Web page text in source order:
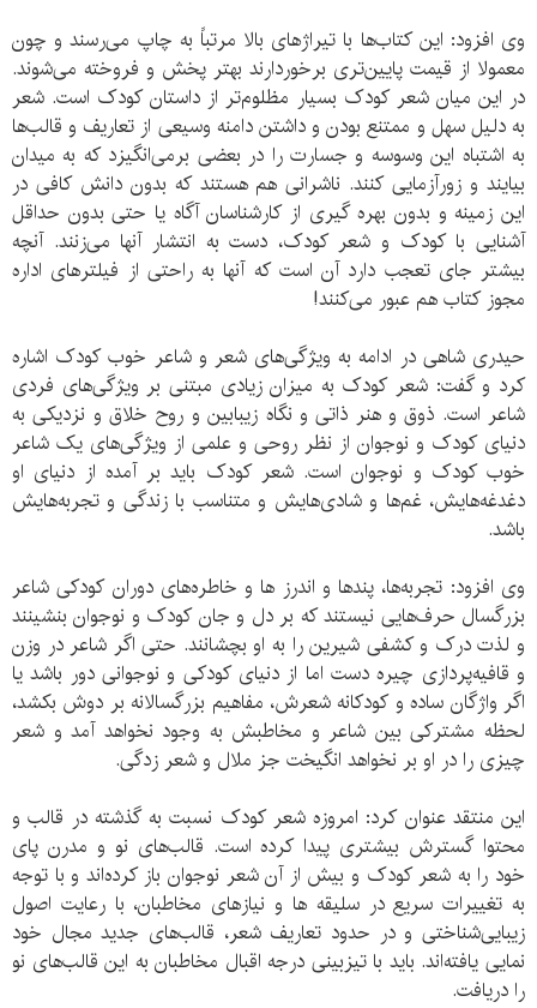
وی افزود: این کتاب‌ها با تیراژهای بالا مرتباً به چاپ می‌رسند و چون
معمولا از قیمت پایین‌تری برخوردارند بهتر پخش و فروخته می‌شوند.
در این میان شعر کودک بسیار مظلوم‌تر از داستان کودک است. شعر
به دلیل سهل و ممتنع بودن و داشتن دامنه وسیعی از تعاریف و قالب‌ها
به اشتباه این وسوسه و جسارت را در بعضی برمی‌انگیزد که به میدان
بیایند و زورآزمایی کنند. ناشرانی هم هستند که بدون دانش کافی در
این زمینه و بدون بهره گیری از کارشناسان آگاه یا حتی بدون حداقل
آشنایی با کودک و شعر کودک، دست به انتشار آنها می‌زنند. آنچه
بیشتر جای تعجب دارد آن است که آنها به راحتی از فیلترهای اداره
مجوز کتاب هم عبور می‌کنند!
حیدری شاهی در ادامه به ویژگی‌های شعر و شاعر خوب کودک اشاره
کرد و گفت: شعر کودک به میزان زیادی مبتنی بر ویژگی‌های فردی
شاعر است. ذوق و هنر ذاتی و نگاه زیبابین و روح خلاق و نزدیکی به
دنیای کودک و نوجوان از نظر روحی و علمی از ویژگی‌های یک شاعر
خوب کودک و نوجوان است. شعر کودک باید بر آمده از دنیای او
دغدغه‌هایش، غم‌ها و شادی‌هایش و متناسب با زندگی و تجربه‌هایش
باشد.
وی افزود: تجربه‌ها، پندها و اندرز ها و خاطره‌های دوران کودکی شاعر
بزرگسال حرف‌هایی نیستند که بر دل و جان کودک و نوجوان بنشینند
و لذت درک و کشفی شیرین را به او بچشانند. حتی اگر شاعر در وزن
و قافیه‌پردازی چیره دست اما از دنیای کودکی و نوجوانی دور باشد یا
اگر واژگان ساده و کودکانه شعرش، مفاهیم بزرگسالانه بر دوش بکشد،
لحظه مشترکی بین شاعر و مخاطبش به وجود نخواهد آمد و شعر
چیزی را در او بر نخواهد انگیخت جز ملال و شعر زدگی.
این منتقد عنوان کرد: امروزه شعر کودک نسبت به گذشته در قالب و
محتوا گسترش بیشتری پیدا کرده است. قالب‌های نو و مدرن پای
خود را به شعر کودک و بیش از آن شعر نوجوان باز کرده‌اند و با توجه
به تغییرات سریع در سلیقه ها و نیازهای مخاطبان، با رعایت اصول
زیبایی‌شناختی و در حدود تعاریف شعر، قالب‌های جدید مجال خود
نمایی یافته‌اند. باید با تیزبینی درجه اقبال مخاطبان به این قالب‌های نو
را دریافت.